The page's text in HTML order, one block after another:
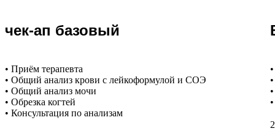
чек-ап базовый
• Приём терапевта
• Общий анализ крови с лейкоформулой и СОЭ
• Общий анализ мочи
• Обрезка когтей
• Консультация по анализам